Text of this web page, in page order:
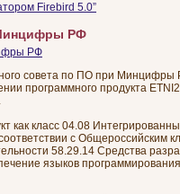
Firebird 5.0”
Минцифры РФ
совета по ПО при
программного продукта
как класс 04.08
с Общероссийским
58.29.14 Средства
языков